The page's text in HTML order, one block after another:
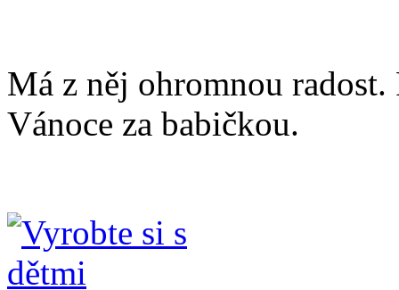
Má z něj ohromnou radost.
Vánoce za babičkou.